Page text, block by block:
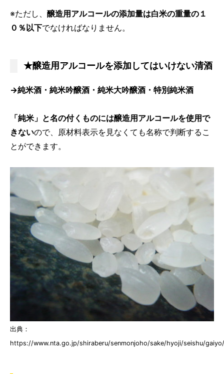
※ただし、 醸造用アルコールの添加量は白米の重量の１
０％以下でなければなりません。
★醸造用アルコールを添加してはいけない清酒
→純米酒・純米吟醸酒・純米大吟醸酒・特別純米酒
「純米」と名の付くものには醸造用アルコールを使用で
きないので、原材料表示を見なくても名称で判断するこ
とができます。
出典：
https://www.nta.go.jp/shiraberu/senmonjoho/sake/hyoji/seishu/